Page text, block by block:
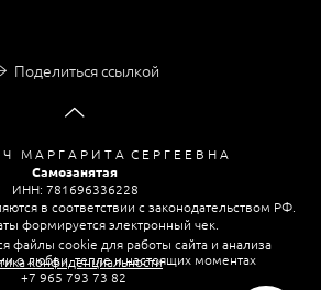
Поделиться ссылкой
М А Р Г А Р И Т А С Е Р Г Е Е В Н А
Самозанятая
ИНН: 781696336228
в соответствии с законодательством РФ.
формируется электронный чек.
о любви, тепле и настоящих моментах
+7 965 793 73 82
файлы cookie для работы сайта и анализа
конфиденциальности